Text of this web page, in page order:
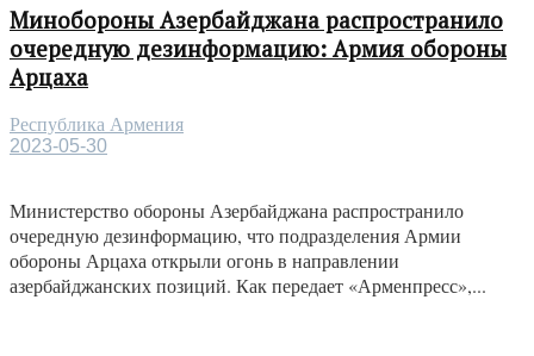
Минобороны Азербайджана распространило
очередную дезинформацию: Армия обороны
Арцаха
Республика Армения
2023-05-30
Министерство обороны Азербайджана распространило
очередную дезинформацию, что подразделения Армии
обороны Арцаха открыли огонь в направлении
азербайджанских позиций. Как передает «Арменпресс»,...